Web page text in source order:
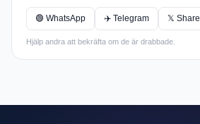
🟢 WhatsApp ✈️ Telegram 𝕏 Share
Hjälp andra att bekräfta om de är drabbade.